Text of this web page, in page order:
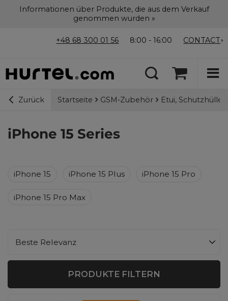
Informationen über Produkte, die aus dem Verkauf
genommen wurden »
+48 68 300 01 56 8:00 - 16:00 CONTACT
Zurück Startseite GSM-Zubehör Etui, Schutzhülle
iPhone 15 Series
iPhone 15 iPhone 15 Plus iPhone 15 Pro
iPhone 15 Pro Max
Sortierung ändern
Beste Relevanz
PRODUKTE FILTERN